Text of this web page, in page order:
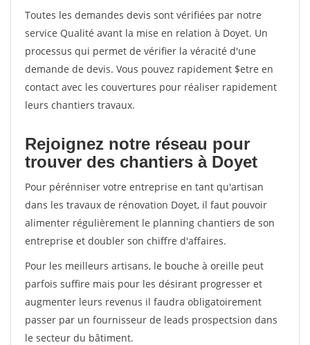
Toutes les demandes devis sont vérifiées par notre
service Qualité avant la mise en relation à Doyet. Un
processus qui permet de vérifier la véracité d'une
demande de devis. Vous pouvez rapidement $etre en
contact avec les couvertures pour réaliser rapidement
leurs chantiers travaux.
Rejoignez notre réseau pour
trouver des chantiers à Doyet
Pour pérénniser votre entreprise en tant qu'artisan
dans les travaux de rénovation Doyet, il faut pouvoir
alimenter régulièrement le planning chantiers de son
entreprise et doubler son chiffre d'affaires.
Pour les meilleurs artisans, le bouche à oreille peut
parfois suffire mais pour les désirant progresser et
augmenter leurs revenus il faudra obligatoirement
passer par un fournisseur de leads prospectsion dans
le secteur du bâtiment.